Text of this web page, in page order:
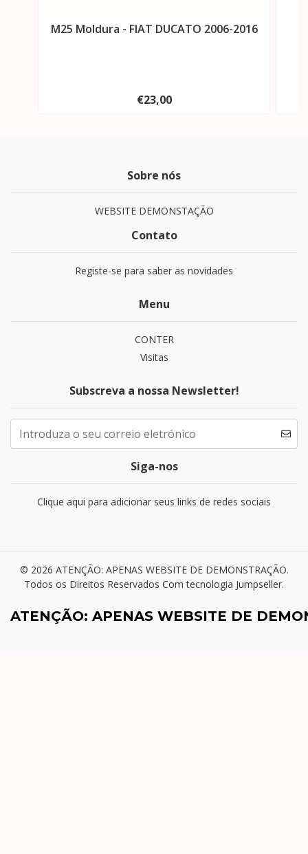
M25 Moldura - FIAT DUCATO 2006-2016
€23,00
Sobre nós
WEBSITE DEMONSTAÇÃO
Contato
Registe-se para saber as novidades
Menu
CONTER
Visitas
Subscreva a nossa Newsletter!
Siga-nos
Clique aqui para adicionar seus links de redes sociais
© 2026 ATENÇÃO: APENAS WEBSITE DE DEMONSTRAÇÃO.
Todos os Direitos Reservados Com tecnologia Jumpseller.
ATENÇÃO: APENAS WEBSITE DE